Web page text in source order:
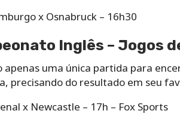
x Osnabruck – 16h30
Inglês – Jogos
apenas uma única partida para
precisando do resultado em seu
x Newcastle – 17h – Fox Sports